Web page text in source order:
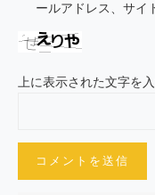
ールアドレス、サイ
上に表示された文字を